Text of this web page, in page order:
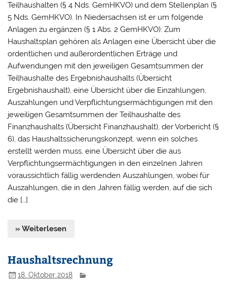
Teilhaushalten (§ 4 Nds. GemHKVO) und dem Stellenplan (§
5 Nds. GemHKVO). In Niedersachsen ist er um folgende
Anlagen zu ergänzen (§ 1 Abs. 2 GemHKVO): Zum
Haushaltsplan gehören als Anlagen eine Übersicht über die
ordentlichen und außerordentlichen Erträge und
Aufwendungen mit den jeweiligen Gesamtsummen der
Teilhaushalte des Ergebnishaushalts (Übersicht
Ergebnishaushalt), eine Übersicht über die Einzahlungen,
Auszahlungen und Verpflichtungsermächtigungen mit den
jeweiligen Gesamtsummen der Teilhaushalte des
Finanzhaushalts (Übersicht Finanzhaushalt), der Vorbericht (§
6), das Haushaltssicherungskonzept, wenn ein solches
erstellt werden muss, eine Übersicht über die aus
Verpflichtungsermächtigungen in den einzelnen Jahren
voraussichtlich fällig werdenden Auszahlungen, wobei für
Auszahlungen, die in den Jahren fällig werden, auf die sich
die […]
» Weiterlesen
Haushaltsrechnung
18. Oktober 2018